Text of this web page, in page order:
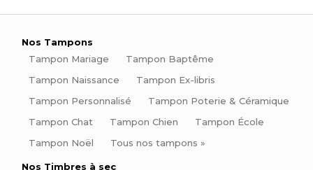
Nos Tampons
Tampon Mariage
Tampon Baptême
Tampon Naissance
Tampon Ex-libris
Tampon Personnalisé
Tampon Poterie & Céramique
Tampon Chat
Tampon Chien
Tampon École
Tampon Noël
Tous nos tampons »
Nos Timbres à sec